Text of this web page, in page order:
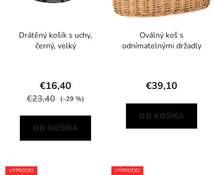
Drátěný košík s uchy,
černý, velký
€16,40
€23,40 (–29 %)
DO KOŠÍKA
Oválný koš s
odnímatelnými držadly
€39,10
DO KOŠÍKA
VÝPRODEJ VÝPRODEJ